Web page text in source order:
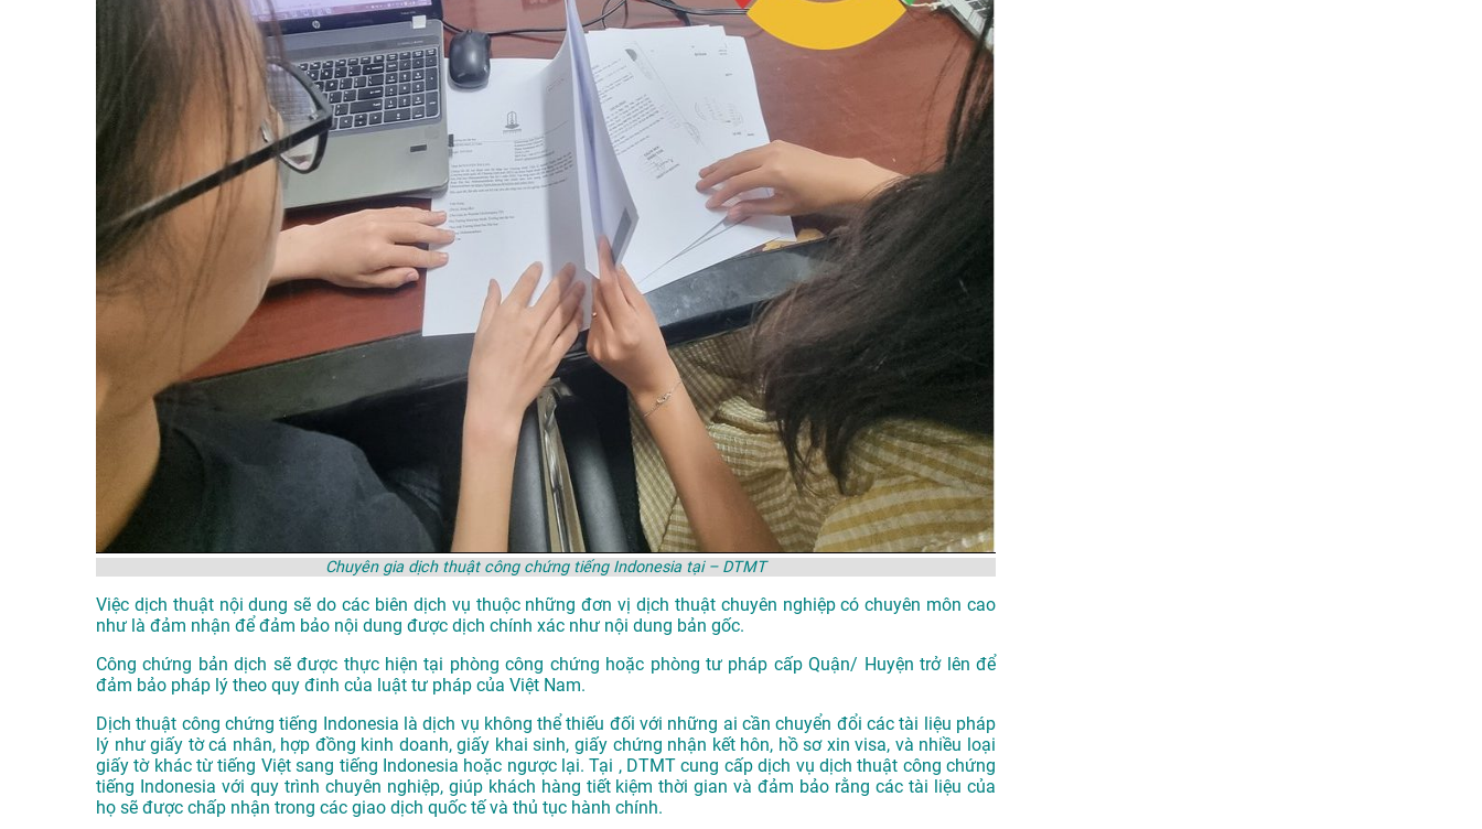
Chuyên gia dịch thuật công chứng tiếng Indonesia tại – DTMT
Việc dịch thuật nội dung sẽ do các biên dịch vụ thuộc những đơn vị dịch thuật chuyên nghiệp có chuyên môn cao
như là đảm nhận để đảm bảo nội dung được dịch chính xác như nội dung bản gốc.
Công chứng bản dịch sẽ được thực hiện tại phòng công chứng hoặc phòng tư pháp cấp Quận/ Huyện trở lên để
đảm bảo pháp lý theo quy đinh của luật tư pháp của Việt Nam.
Dịch thuật công chứng tiếng Indonesia là dịch vụ không thể thiếu đối với những ai cần chuyển đổi các tài liệu pháp
lý như giấy tờ cá nhân, hợp đồng kinh doanh, giấy khai sinh, giấy chứng nhận kết hôn, hồ sơ xin visa, và nhiều loại
giấy tờ khác từ tiếng Việt sang tiếng Indonesia hoặc ngược lại. Tại , DTMT cung cấp dịch vụ dịch thuật công chứng
tiếng Indonesia với quy trình chuyên nghiệp, giúp khách hàng tiết kiệm thời gian và đảm bảo rằng các tài liệu của
họ sẽ được chấp nhận trong các giao dịch quốc tế và thủ tục hành chính.